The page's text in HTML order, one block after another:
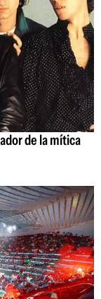
de la mítica